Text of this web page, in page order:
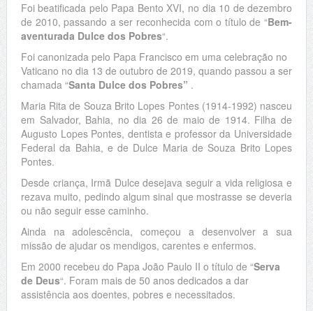
Foi beatificada pelo Papa Bento XVI, no dia 10 de dezembro
de 2010, passando a ser reconhecida com o título de “Bem-
aventurada Dulce dos Pobres“.
Foi canonizada pelo Papa Francisco em uma celebração no
Vaticano no dia 13 de outubro de 2019, quando passou a ser
chamada “Santa Dulce dos Pobres” .
Maria Rita de Souza Brito Lopes Pontes (1914-1992) nasceu
em Salvador, Bahia, no dia 26 de maio de 1914. Filha de
Augusto Lopes Pontes, dentista e professor da Universidade
Federal da Bahia, e de Dulce Maria de Souza Brito Lopes
Pontes.
Desde criança, Irmã Dulce desejava seguir a vida religiosa e
rezava muito, pedindo algum sinal que mostrasse se deveria
ou não seguir esse caminho.
Ainda na adolescência, começou a desenvolver a sua
missão de ajudar os mendigos, carentes e enfermos.
Em 2000 recebeu do Papa João Paulo II o título de “Serva
de Deus“. Foram mais de 50 anos dedicados a dar
assistência aos doentes, pobres e necessitados.